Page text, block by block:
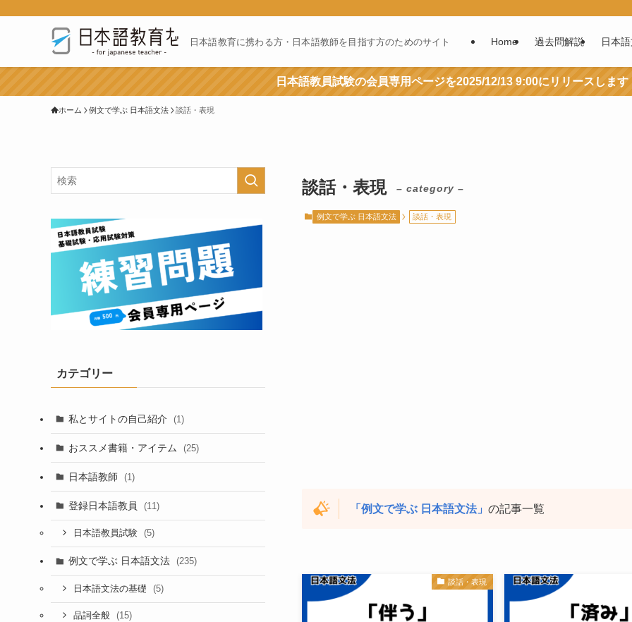
日本語教育に携わる方・日本語教師を目指す方のためのサイト Home 過去問解説 日本
日本語教員試験の会員専用ページを2025/12/13 9:00にリリースします
ホーム 例文で学ぶ 日本語文法 談話・表現
談話・表現 – category –
例文で学ぶ 日本語文法 談話・表現
「例文で学ぶ 日本語文法」 の記事一覧
談話・表現
カテゴリー
私とサイトの自己紹介 (1)
おススメ書籍・アイテム (25)
日本語教師 (1)
登録日本語教員 (11)
日本語教員試験 (5)
例文で学ぶ 日本語文法 (235)
日本語文法の基礎 (5)
品詞全般 (15)